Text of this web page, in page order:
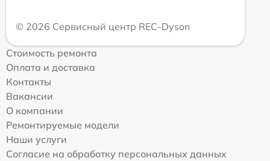
© 2026 Сервисный центр REC-Dyson
Стоимость ремонта
Оплата и доставка
Контакты
Вакансии
О компании
Ремонтируемые модели
Наши услуги
Согласие на обработку персональных данных